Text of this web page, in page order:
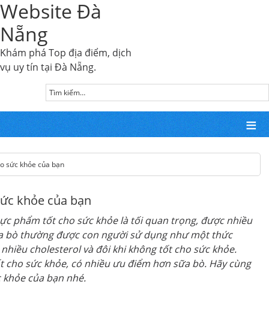
Website Đà
Nẵng
Khám phá Top địa điểm, dịch
vụ uy tín tại Đà Nẵng.
sức khỏe của bạn
khỏe của bạn
phẩm tốt cho sức khỏe là tối quan trọng, được nhiều
bò thường được con người sử dụng như một thức
cholesterol và đôi khi không tốt cho sức khỏe.
sức khỏe, có nhiều ưu điểm hơn sữa bò. Hãy cùng
của bạn nhé.